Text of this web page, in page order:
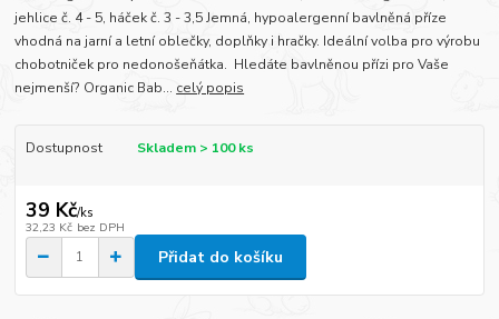
jehlice č. 4 - 5, háček č. 3 - 3,5 Jemná, hypoalergenní bavlněná příze
vhodná na jarní a letní oblečky, doplňky i hračky. Ideální volba pro výrobu
chobotniček pro nedonošeňátka. Hledáte bavlněnou přízi pro Vaše
nejmenší? Organic Bab... celý popis
Dostupnost Skladem > 100 ks
39 Kč/ks
32,23 Kč bez DPH
Přidat do košíku